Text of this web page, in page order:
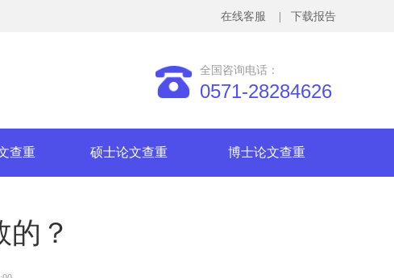
查重 硕士论文查重 博士论文查重
全国咨询电话：
0571-28284626
| 下载报告
在线客服
？